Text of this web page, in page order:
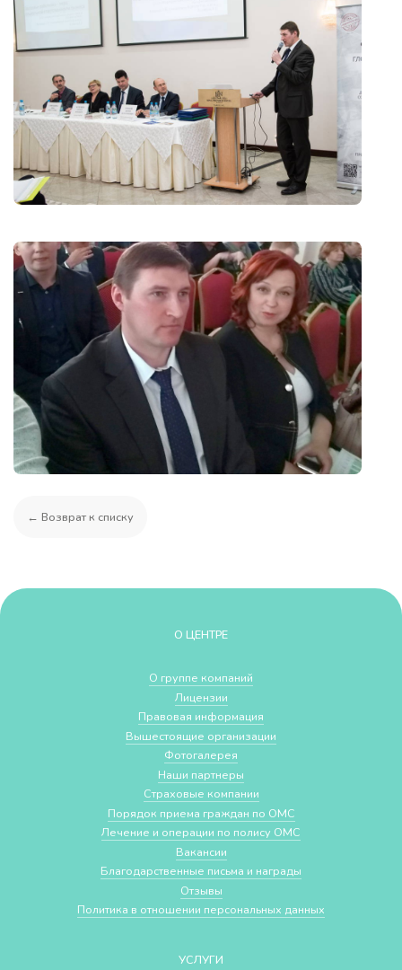
← Возврат к списку
О ЦЕНТРЕ
О группе компаний
Лицензии
Правовая информация
Вышестоящие организации
Фотогалерея
Наши партнеры
Страховые компании
Порядок приема граждан по ОМС
Лечение и операции по полису ОМС
Вакансии
Благодарственные письма и награды
Отзывы
Политика в отношении персональных данных
УСЛУГИ